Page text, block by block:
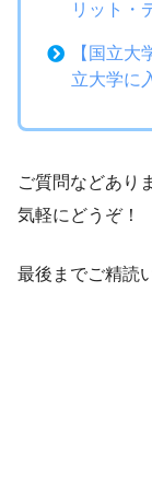
リット・
【国立
立大学に
ご質問などあり
気軽にどうぞ！
最後までご精読